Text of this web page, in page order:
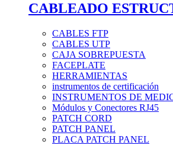
CABLEADO
CABLES FTP
CABLES UTP
CAJA SOBREPUESTA
FACEPLATE
HERRAMIENTAS
instrumentos de certificación
INSTRUMENTOS DE
Módulos y Conectores RJ45
PATCH CORD
PATCH PANEL
PLACA PATCH PANEL